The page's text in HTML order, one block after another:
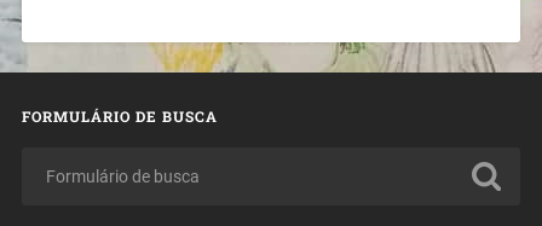
FORMULÁRIO DE BUSCA